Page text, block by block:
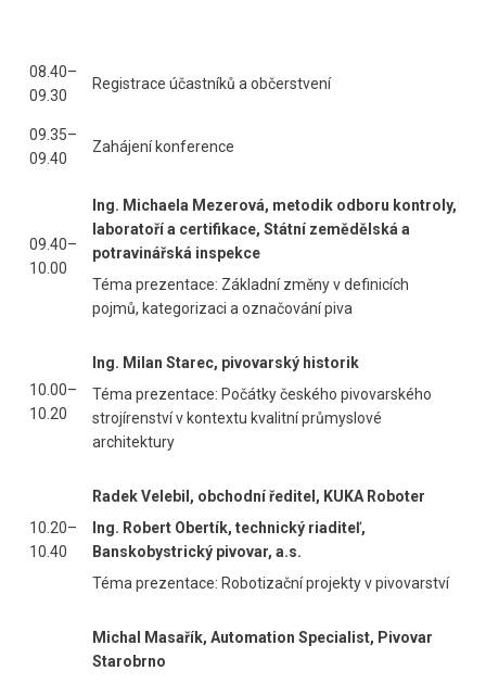
08.40–
09.30
Registrace účastníků a občerstvení
09.35–
09.40
Zahájení konference
09.40–
10.00
Ing. Michaela Mezerová, metodik odboru kontroly,
laboratoří a certifikace, Státní zemědělská a
potravinářská inspekce
Téma prezentace: Základní změny v definicích
pojmů, kategorizaci a označování piva
10.00–
10.20
Ing. Milan Starec, pivovarský historik
Téma prezentace: Počátky českého pivovarského
strojírenství v kontextu kvalitní průmyslové
architektury
10.20–
10.40
Radek Velebil, obchodní ředitel, KUKA Roboter
Ing. Robert Obertík, technický riaditeľ,
Banskobystrický pivovar, a.s.
Téma prezentace: Robotizační projekty v pivovarství
Michal Masařík, Automation Specialist, Pivovar
Starobrno